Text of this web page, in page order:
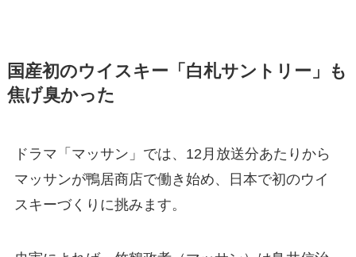
国産初のウイスキー「白札サントリー」も
焦げ臭かった
ドラマ「マッサン」では、12月放送分あたりから
マッサンが鴨居商店で働き始め、日本で初のウイ
スキーづくりに挑みます。